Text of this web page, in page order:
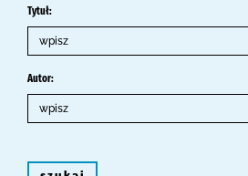
Tytuł:
Autor: